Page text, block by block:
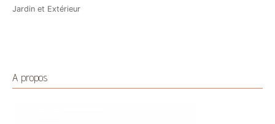
Jardin et Extérieur
A propos